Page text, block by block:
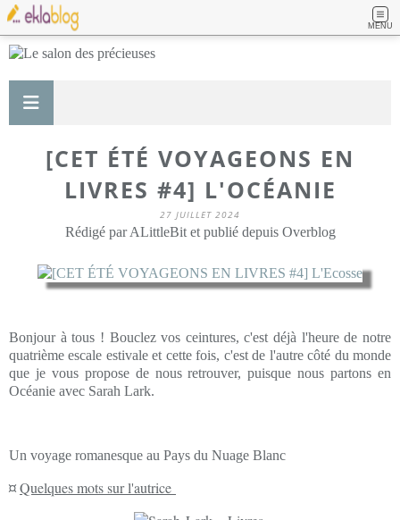
MENU
[CET ÉTÉ VOYAGEONS EN
LIVRES #4] L'OCÉANIE
27 JUILLET 2024
Rédigé par ALittleBit et publié depuis Overblog
Bonjour à tous ! Bouclez vos ceintures, c'est déjà l'heure de notre
quatrième escale estivale et cette fois, c'est de l'autre côté du monde
que je vous propose de nous retrouver, puisque nous partons en
Océanie avec Sarah Lark.
Un voyage romanesque au Pays du Nuage Blanc
¤Quelques mots sur l'autrice